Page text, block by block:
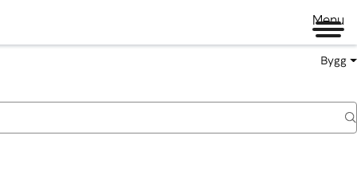
Menu
Bygg